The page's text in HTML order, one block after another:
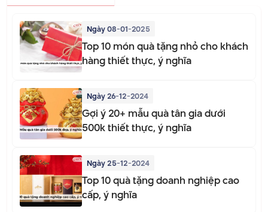
Ngày 08-01-2025
Top 10 món quà tặng nhỏ cho khách
hàng thiết thực, ý nghĩa
Ngày 26-12-2024
Gợi ý 20+ mẫu quà tân gia dưới
500k thiết thực, ý nghĩa
Ngày 25-12-2024
Top 10 quà tặng doanh nghiệp cao
cấp, ý nghĩa